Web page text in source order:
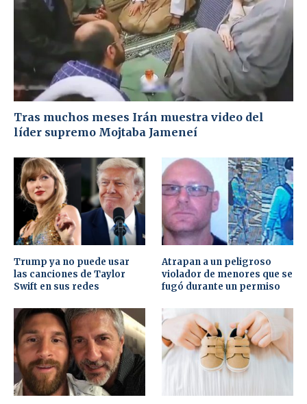
Tras muchos meses Irán muestra video del
líder supremo Mojtaba Jameneí
Trump ya no puede usar
las canciones de Taylor
Swift en sus redes
Atrapan a un peligroso
violador de menores que se
fugó durante un permiso